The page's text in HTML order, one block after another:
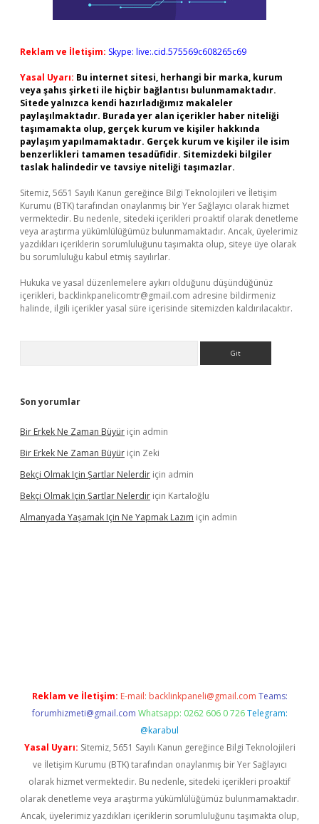
Reklam ve İletişim: Skype: live:.cid.575569c608265c69
Yasal Uyarı: Bu internet sitesi, herhangi bir marka, kurum
veya şahıs şirketi ile hiçbir bağlantısı bulunmamaktadır.
Sitede yalnızca kendi hazırladığımız makaleler
paylaşılmaktadır. Burada yer alan içerikler haber niteliği
taşımamakta olup, gerçek kurum ve kişiler hakkında
paylaşım yapılmamaktadır. Gerçek kurum ve kişiler ile isim
benzerlikleri tamamen tesadüfidir. Sitemizdeki bilgiler
taslak halindedir ve tavsiye niteliği taşımazlar.
Sitemiz, 5651 Sayılı Kanun gereğince Bilgi Teknolojileri ve İletişim
Kurumu (BTK) tarafından onaylanmış bir Yer Sağlayıcı olarak hizmet
vermektedir. Bu nedenle, sitedeki içerikleri proaktif olarak denetleme
veya araştırma yükümlülüğümüz bulunmamaktadır. Ancak, üyelerimiz
yazdıkları içeriklerin sorumluluğunu taşımakta olup, siteye üye olarak
bu sorumluluğu kabul etmiş sayılırlar.
Hukuka ve yasal düzenlemelere aykırı olduğunu düşündüğünüz
içerikleri, backlinkpanelicomtr@gmail.com adresine bildirmeniz
halinde, ilgili içerikler yasal süre içerisinde sitemizden kaldırılacaktır.
Son yorumlar
Bir Erkek Ne Zaman Büyür için admin
Bir Erkek Ne Zaman Büyür için Zeki
Bekçi Olmak Için Şartlar Nelerdir için admin
Bekçi Olmak Için Şartlar Nelerdir için Kartaloğlu
Almanyada Yaşamak Için Ne Yapmak Lazım için admin
Reklam ve İletişim: E-mail: backlinkpaneli@gmail.com Teams:
forumhizmeti@gmail.com Whatsapp: 0262 606 0 726 Telegram:
@karabul
Yasal Uyarı: Sitemiz, 5651 Sayılı Kanun gereğince Bilgi Teknolojileri
ve İletişim Kurumu (BTK) tarafından onaylanmış bir Yer Sağlayıcı
olarak hizmet vermektedir. Bu nedenle, sitedeki içerikleri proaktif
olarak denetleme veya araştırma yükümlülüğümüz bulunmamaktadır.
Ancak, üyelerimiz yazdıkları içeriklerin sorumluluğunu taşımakta olup,